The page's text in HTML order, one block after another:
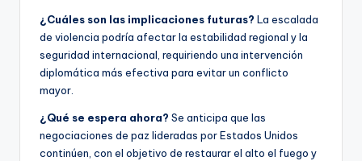
¿Cuáles son las implicaciones futuras? La escalada
de violencia podría afectar la estabilidad regional y la
seguridad internacional, requiriendo una intervención
diplomática más efectiva para evitar un conflicto
mayor.
¿Qué se espera ahora? Se anticipa que las
negociaciones de paz lideradas por Estados Unidos
continúen, con el objetivo de restaurar el alto el fuego y